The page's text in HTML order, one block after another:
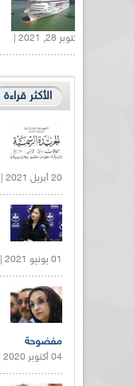
أكتوبر 28, 2021 |
الأكثر قراءة
20 أبريل 2021 |
01 يونيو 2021 |
مفضوحة
04 أكتوبر 2020 |